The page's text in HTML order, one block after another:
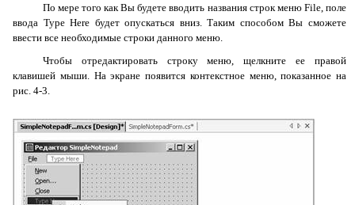
По мере того как Вы будете вводить названия строк меню File, поле
ввода Type Here будет опускаться вниз. Таким способом Вы сможете
ввести все необходимые строки данного меню.
Чтобы отредактировать строку меню, щелкните ее правой
клавишей мыши. На экране появится контекстное меню, показанное на
рис. 4-3.